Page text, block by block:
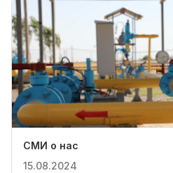
СМИ о нас
15.08.2024